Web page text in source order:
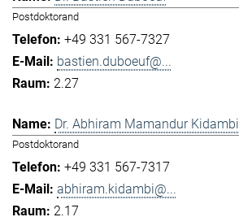
Postdoktorand
+49 331 567-7327
bastien.duboeuf@...
2.27
Dr. Abhiram Mamandur Kidambi
Postdoktorand
+49 331 567-7317
abhiram.kidambi@...
2.17